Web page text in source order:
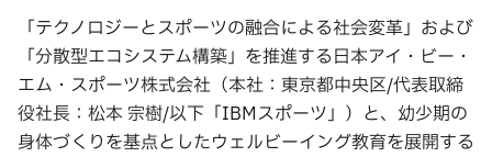
「テクノロジーとスポーツの融合による社会変革」および
「分散型エコシステム構築」を推進する日本アイ・ビー・
エム・スポーツ株式会社（本社：東京都中央区/代表取締
役社長：松本 宗樹/以下「IBMスポーツ」）と、幼少期の
身体づくりを基点としたウェルビーイング教育を展開する